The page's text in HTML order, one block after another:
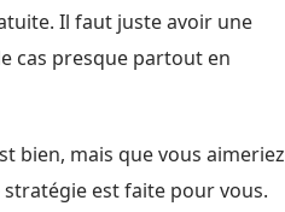
Il faut juste avoir une
cas presque partout en
bien, mais que vous aimeriez
est faite pour vous.